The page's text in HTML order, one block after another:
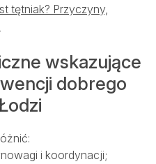
tętniak? Przyczyny,
wskazujące
dobrego
i koordynacji;